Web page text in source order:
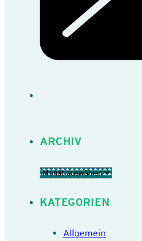
ARCHIV
Archiv
KATEGORIEN
Allgemein